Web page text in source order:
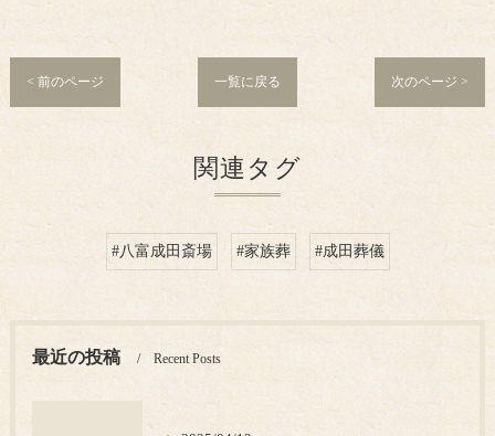
< 前のページ 一覧に戻る 次のページ >
関連タグ
#八富成田斎場 #家族葬 #成田葬儀
最近の投稿 Recent Posts